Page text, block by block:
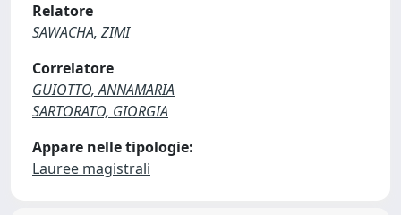
Relatore
SAWACHA, ZIMI
Correlatore
GUIOTTO, ANNAMARIA
SARTORATO, GIORGIA
Appare nelle tipologie:
Lauree magistrali